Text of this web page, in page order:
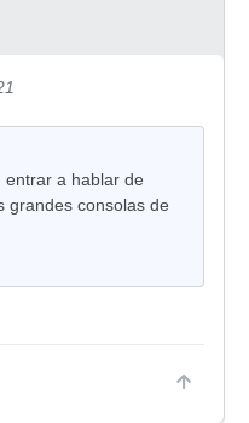
entrar a hablar de
grandes consolas de